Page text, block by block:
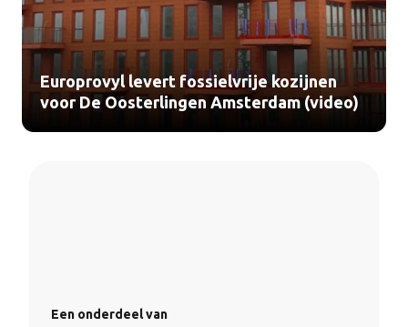
Europrovyl levert fossielvrije kozijnen
voor De Oosterlingen Amsterdam (video)
Een onderdeel van